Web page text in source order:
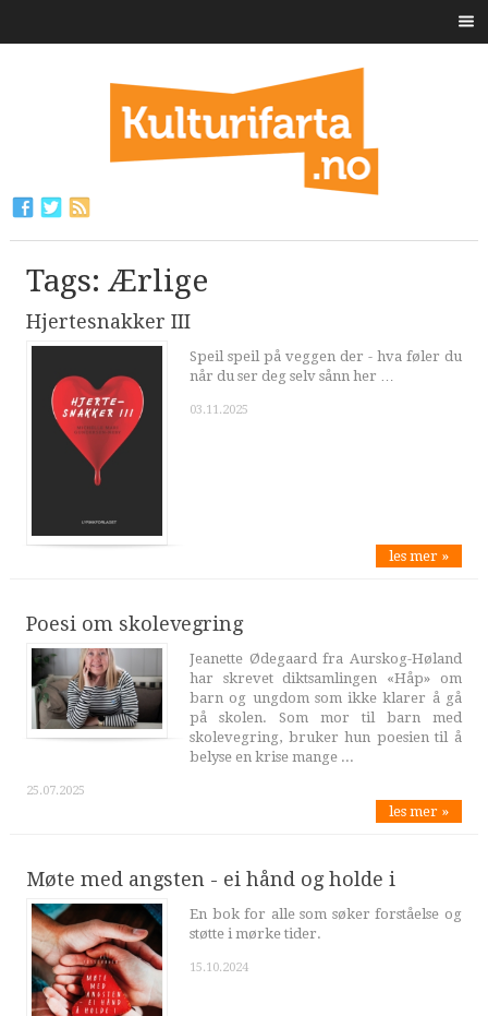
Tags: Ærlige
Hjertesnakker III
Speil speil på veggen der - hva føler du
når du ser deg selv sånn her …
03.11.2025
les mer »
Poesi om skolevegring
Jeanette Ødegaard fra Aurskog-Høland
har skrevet diktsamlingen «Håp» om
barn og ungdom som ikke klarer å gå
på skolen. Som mor til barn med
skolevegring, bruker hun poesien til å
belyse en krise mange ...
25.07.2025
les mer »
Møte med angsten - ei hånd og holde i
En bok for alle som søker forståelse og
støtte i mørke tider.
15.10.2024